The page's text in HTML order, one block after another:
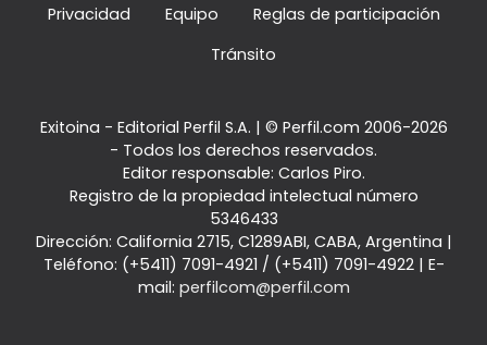
Privacidad
Equipo
Reglas de participación
Tránsito
Exitoina - Editorial Perfil S.A. | © Perfil.com 2006-2026
- Todos los derechos reservados.
Editor responsable: Carlos Piro.
Registro de la propiedad intelectual número
5346433
Dirección: California 2715, C1289ABI, CABA, Argentina |
Teléfono: (+5411) 7091-4921 / (+5411) 7091-4922| E-
mail: perfilcom@perfil.com